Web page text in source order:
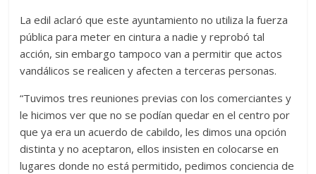
La edil aclaró que este ayuntamiento no utiliza la fuerza
pública para meter en cintura a nadie y reprobó tal
acción, sin embargo tampoco van a permitir que actos
vandálicos se realicen y afecten a terceras personas.
“Tuvimos tres reuniones previas con los comerciantes y
le hicimos ver que no se podían quedar en el centro por
que ya era un acuerdo de cabildo, les dimos una opción
distinta y no aceptaron, ellos insisten en colocarse en
lugares donde no está permitido, pedimos conciencia de